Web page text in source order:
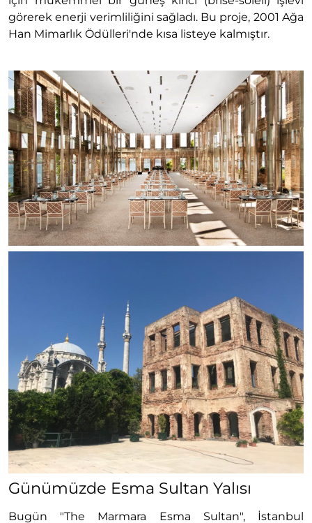
görerek enerji verimliliğini sağladı. Bu proje, 2001 Ağa
Han Mimarlık Ödülleri'nde kısa listeye kalmıştır.
Günümüzde Esma Sultan Yalısı
Bugün "The Marmara Esma Sultan", İstanbul